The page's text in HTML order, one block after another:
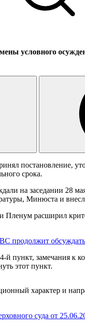
условного
постановление,
срока.
на заседании 28
Минюста и
расширил
продолжит
пункт, замечания к
этот пункт.
характер и
суда от